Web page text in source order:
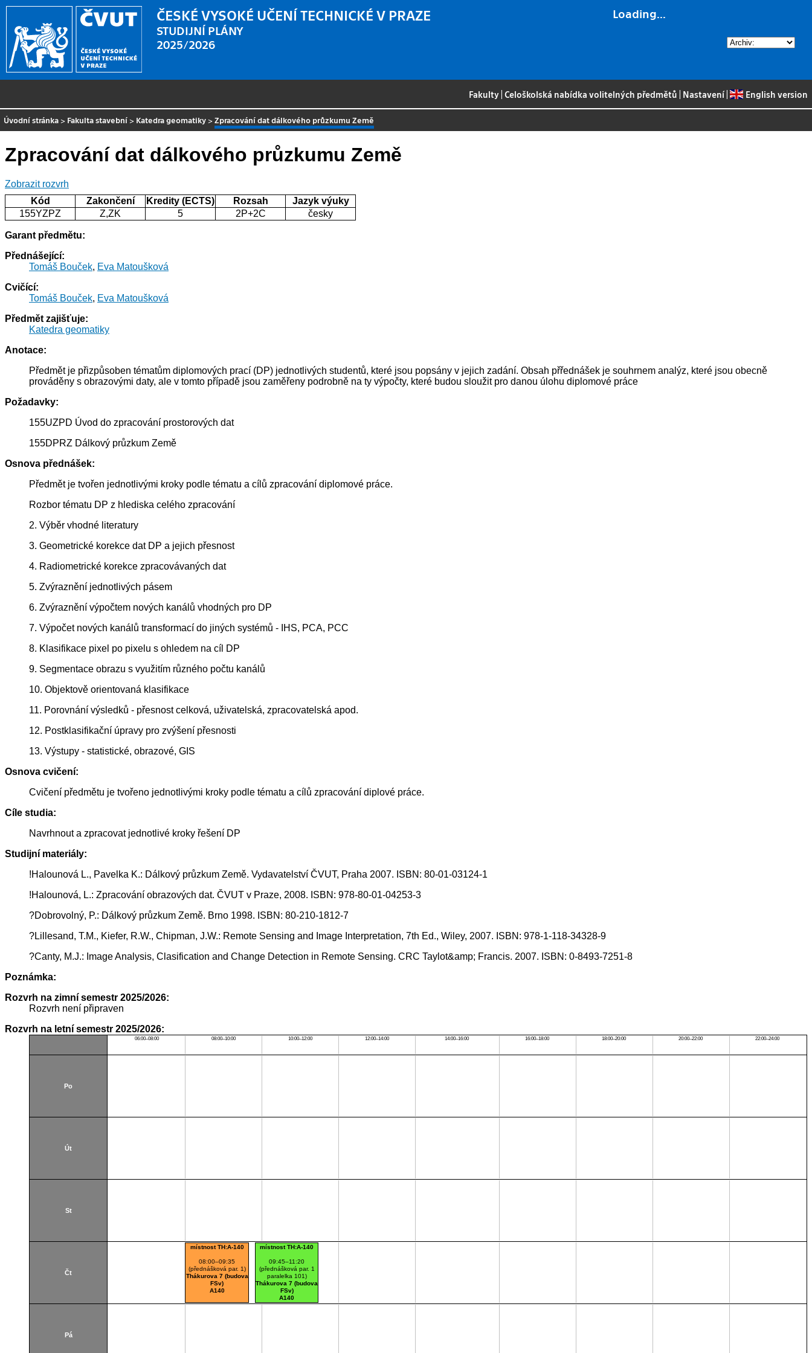
Loading...
ČESKÉ VYSOKÉ UČENÍ TECHNICKÉ V PRAZE
STUDIJNÍ PLÁNY
2025/2026
Fakulty |Celoškolská nabídka volitelných předmětů Nastavení| English version
Úvodní stránka > Fakulta stavební > Katedra geomatiky >Zpracování dat dálkového průzkumu Země
Zpracování dat dálkového průzkumu Země
Zobrazit rozvrh
Kód
Zakončení Kredity (ECTS) Rozsah
Jazyk výuky
155YZPZ
Z,ZK 5 2P+2C česky
Garant předmětu:
Přednášející:
Tomáš Bouček, Eva Matoušková
Cvičící:
Tomáš Bouček, Eva Matoušková
Předmět zajišťuje:
Katedra geomatiky
Anotace:
Předmět je přizpůsoben tématům diplomových prací (DP) jednotlivých studentů, které jsou popsány v jejich zadání. Obsah přřednášek je souhrnem analýz, které jsou obecně
prováděny s obrazovými daty, ale v tomto případě jsou zaměřeny podrobně na ty výpočty, které budou sloužit pro danou úlohu diplomové práce
Požadavky:
155UZPD Úvod do zpracování prostorových dat
155DPRZ Dálkový průzkum Země
Osnova přednášek:
Předmět je tvořen jednotlivými kroky podle tématu a cílů zpracování diplomové práce.
Rozbor tématu DP z hlediska celého zpracování
2. Výběr vhodné literatury
3. Geometrické korekce dat DP a jejich přesnost
4. Radiometrické korekce zpracovávaných dat
5. Zvýraznění jednotlivých pásem
6. Zvýraznění výpočtem nových kanálů vhodných pro DP
7. Výpočet nových kanálů transformací do jiných systémů - IHS, PCA, PCC
8. Klasifikace pixel po pixelu s ohledem na cíl DP
9. Segmentace obrazu s využitím různého počtu kanálů
10. Objektově orientovaná klasifikace
11. Porovnání výsledků - přesnost celková, uživatelská, zpracovatelská apod.
12. Postklasifikační úpravy pro zvýšení přesnosti
13. Výstupy - statistické, obrazové, GIS
Osnova cvičení:
Cvičení předmětu je tvořeno jednotlivými kroky podle tématu a cílů zpracování diplové práce.
Cíle studia:
Navrhnout a zpracovat jednotlivé kroky řešení DP
Studijní materiály:
!Halounová L., Pavelka K.: Dálkový průzkum Země. Vydavatelství ČVUT, Praha 2007. ISBN: 80-01-03124-1
!Halounová, L.: Zpracování obrazových dat. ČVUT v Praze, 2008. ISBN: 978-80-01-04253-3
?Dobrovolný, P.: Dálkový průzkum Země. Brno 1998. ISBN: 80-210-1812-7
?Lillesand, T.M., Kiefer, R.W., Chipman, J.W.: Remote Sensing and Image Interpretation, 7th Ed., Wiley, 2007. ISBN: 978-1-118-34328-9
?Canty, M.J.: Image Analysis, Clasification and Change Detection in Remote Sensing. CRC Taylot&amp; Francis. 2007. ISBN: 0-8493-7251-8
Poznámka:
Rozvrh na zimní semestr 2025/2026:
Rozvrh není připraven
Rozvrh na letní semestr 2025/2026:
06:00–08:00 08:00–10:00 10:00–12:00 12:00–14:00 14:00–16:00 16:00–18:00 18:00–20:00 20:00–22:00 22:00–24:00
Po
Út
St
Čt
místnost TH:A-140
08:00–09:35
(přednášková par. 1)
Thákurova 7 (budova
FSv)
A140
místnost TH:A-140
09:45–11:20
(přednášková par. 1
paralelka 101)
Thákurova 7 (budova
FSv)
A140
Pá